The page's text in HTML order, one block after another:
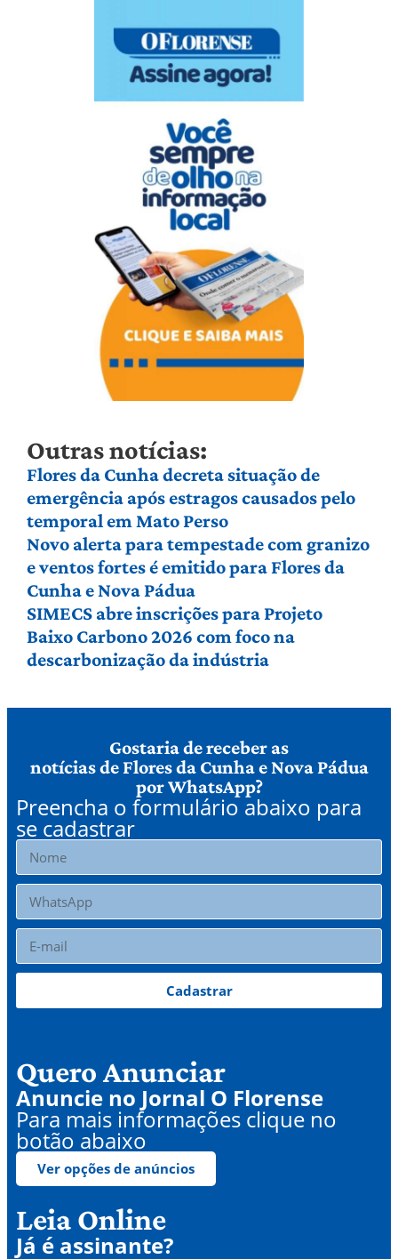
Outras notícias:
Flores da Cunha decreta situação de
emergência após estragos causados pelo
temporal em Mato Perso
Novo alerta para tempestade com granizo
e ventos fortes é emitido para Flores da
Cunha e Nova Pádua
SIMECS abre inscrições para Projeto
Baixo Carbono 2026 com foco na
descarbonização da indústria
Gostaria de receber as
notícias de Flores da Cunha e Nova Pádua
por WhatsApp?
Preencha o formulário abaixo para
se cadastrar
Cadastrar
Quero Anunciar
Anuncie no Jornal O Florense
Para mais informações clique no
botão abaixo
Ver opções de anúncios
Leia Online
Já é assinante?